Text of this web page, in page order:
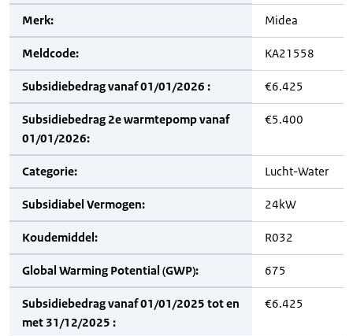
Merk: Midea
Meldcode: KA21558
Subsidiebedrag vanaf 01/01/2026 : €6.425
Subsidiebedrag 2e warmtepomp vanaf
01/01/2026:
€5.400
Categorie: Lucht-Water
Subsidiabel Vermogen: 24kW
Koudemiddel: R032
Global Warming Potential (GWP): 675
Subsidiebedrag vanaf 01/01/2025 tot en
met 31/12/2025 :
€6.425